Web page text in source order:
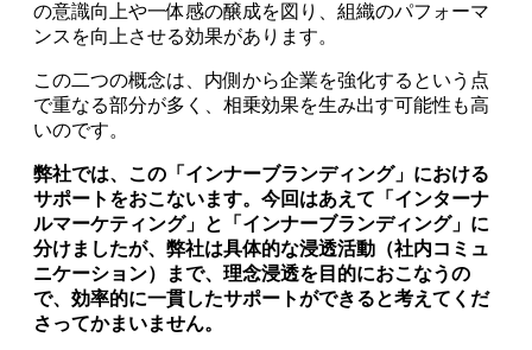
の意識向上や一体感の醸成を図り、組織のパフォーマ
ンスを向上させる効果があります。
この二つの概念は、内側から企業を強化するという点
で重なる部分が多く、相乗効果を生み出す可能性も高
いのです。
弊社では、この「インナーブランディング」における
サポートをおこないます。今回はあえて「インターナ
ルマーケティング」と「インナーブランディング」に
分けましたが、弊社は具体的な浸透活動（社内コミュ
ニケーション）まで、理念浸透を目的におこなうの
で、効率的に一貫したサポートができると考えてくだ
さってかまいません。